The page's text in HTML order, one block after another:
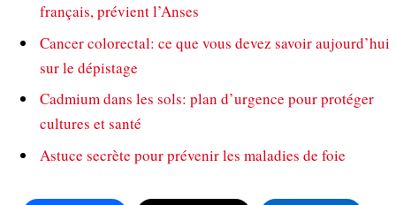
français, prévient l’Anses
Cancer colorectal: ce que vous devez savoir aujourd’hui
sur le dépistage
Cadmium dans les sols: plan d’urgence pour protéger
cultures et santé
Astuce secrète pour prévenir les maladies de foie